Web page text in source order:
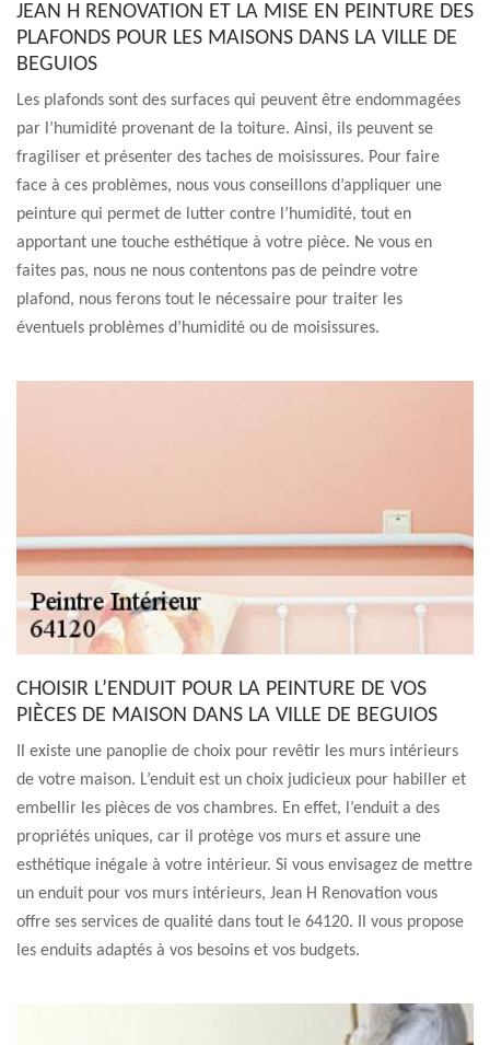
JEAN H RENOVATION ET LA MISE EN PEINTURE DES
PLAFONDS POUR LES MAISONS DANS LA VILLE DE
BEGUIOS
Les plafonds sont des surfaces qui peuvent être endommagées
par l’humidité provenant de la toiture. Ainsi, ils peuvent se
fragiliser et présenter des taches de moisissures. Pour faire
face à ces problèmes, nous vous conseillons d’appliquer une
peinture qui permet de lutter contre l’humidité, tout en
apportant une touche esthétique à votre pièce. Ne vous en
faites pas, nous ne nous contentons pas de peindre votre
plafond, nous ferons tout le nécessaire pour traiter les
éventuels problèmes d’humidité ou de moisissures.
CHOISIR L’ENDUIT POUR LA PEINTURE DE VOS
PIÈCES DE MAISON DANS LA VILLE DE BEGUIOS
Il existe une panoplie de choix pour revêtir les murs intérieurs
de votre maison. L’enduit est un choix judicieux pour habiller et
embellir les pièces de vos chambres. En effet, l’enduit a des
propriétés uniques, car il protège vos murs et assure une
esthétique inégale à votre intérieur. Si vous envisagez de mettre
un enduit pour vos murs intérieurs, Jean H Renovation vous
offre ses services de qualité dans tout le 64120. Il vous propose
les enduits adaptés à vos besoins et vos budgets.